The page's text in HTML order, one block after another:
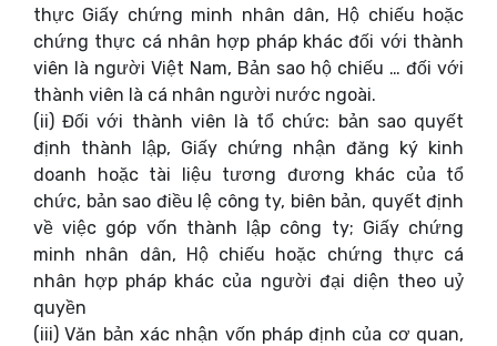
thực Giấy chứng minh nhân dân, Hộ chiếu hoặc
chứng thực cá nhân hợp pháp khác đối với thành
viên là người Việt Nam, Bản sao hộ chiếu … đối với
thành viên là cá nhân người nước ngoài.
(ii) Đối với thành viên là tổ chức: bản sao quyết
định thành lập, Giấy chứng nhận đăng ký kinh
doanh hoặc tài liệu tương đương khác của tổ
chức, bản sao điều lệ công ty, biên bản, quyết định
về việc góp vốn thành lập công ty; Giấy chứng
minh nhân dân, Hộ chiếu hoặc chứng thực cá
nhân hợp pháp khác của người đại diện theo uỷ
quyền
(iii) Văn bản xác nhận vốn pháp định của cơ quan,